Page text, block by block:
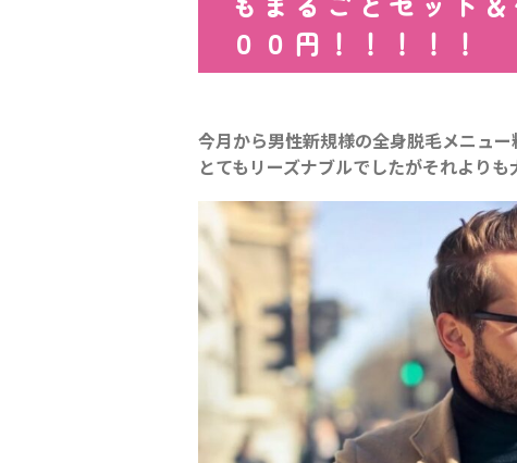
００円！！！！！
今月から男性新規様の全身脱毛メニュ
とてもリーズナブルでしたがそれより